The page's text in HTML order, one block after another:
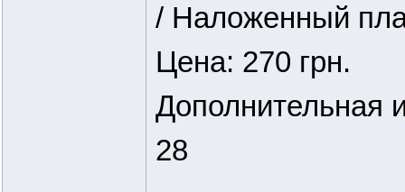
/ Наложенный
Цена: 270 грн.
Дополнительная
28